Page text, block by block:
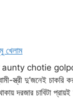
খেলাম
aunty chotie
স্ত্রী দু’জনেই
দরজার চাবিটা